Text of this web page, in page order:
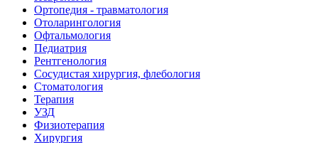
Ортопедия - травматология
Отоларингология
Офтальмология
Педиатрия
Рентгенология
Сосудистая хирургия, флебология
Стоматология
Терапия
УЗД
Физиотерапия
Хирургия